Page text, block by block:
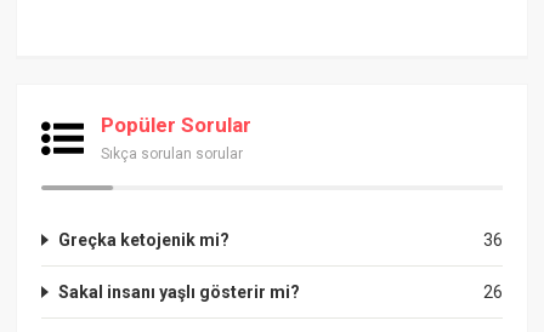
Popüler Sorular
Sıkça sorulan sorular
36
Greçka ketojenik mi?
26
Sakal insanı yaşlı gösterir mi?